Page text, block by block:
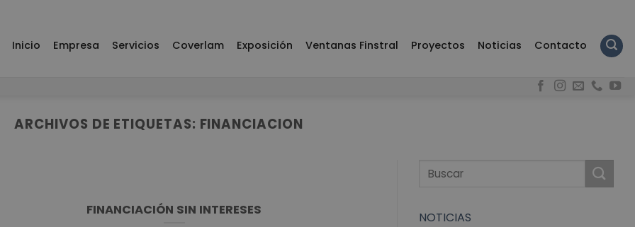
Inicio Empresa Servicios Coverlam Exposición Ventanas Finstral Proyectos Noticias Contacto
ARCHIVOS DE ETIQUETAS: FINANCIACION
FINANCIACIÓN SIN INTERESES
NOTICIAS